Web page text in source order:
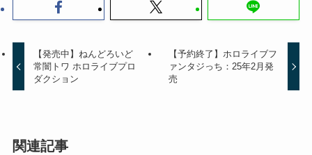
【発売中】ねんどろいど
常闇トワ ホロライブプロ
ダクション
【予約終了】ホロライブフ
ァンタジっち：25年2月発
売
関連記事